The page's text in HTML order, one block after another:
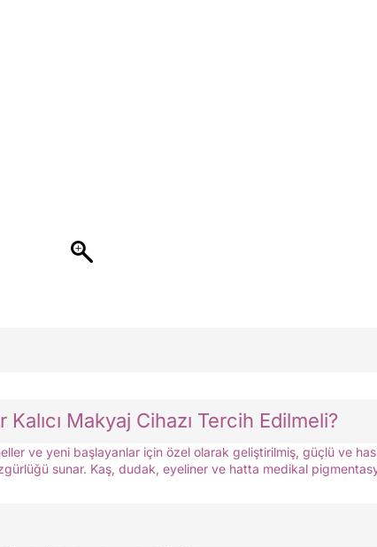
Makyaj Cihazı Tercih Edilmeli?
ve yeni başlayanlar için özel olarak geliştirilmiş, güçlü ve
sunar. Kaş, dudak, eyeliner ve hatta medikal